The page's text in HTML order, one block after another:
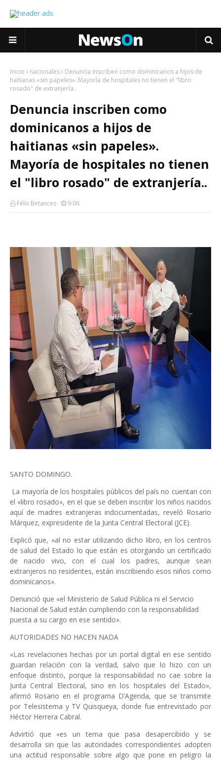
Inicio nacionales
Denuncia inscriben como dominicanos a hijos de
haitianas «sin papeles». Mayoría de hospitales no tienen el "libro
rosado" de extranjería..
Denuncia inscriben como
dominicanos a hijos de
haitianas «sin papeles».
Mayoría de hospitales no tienen
el "libro rosado" de extranjería..
Félix Betances 9:06
SANTO DOMINGO.
La mayoría de los hospitales públicos del país no cuentan con
el «libro rosado», en el que se deben inscribir los niños nacidos
aquí de madres extranjeras indocumentadas, reveló Rosario
Márquez, expresidente de la Junta Central Electoral (JCE).
Explicó que, «al no estar utilizando dicho libro, en los centros
de salud del Estado lo que están es otorgando un certificado
de nacido vivo, con el cual los padres, aunque sean
extranjeros no residentes, están inscribiendo esos niños como
dominicanos».
Denunció que «el Ministerio de Salud Pública ni el Servicio
Nacional de Salud están cumpliendo con la responsabilidad
puesta a su cargo en ese sentido».
AUTORIDADES NO HACEN NADA
«Las revelaciones hechas por un portal digital en ese sentido
guardan relación con la verdad, salvo que lo hizo con un
enfoque distinto, porque la responsabilidad no cae sobre la
Junta Central Electoral, sino en los hospitales del Estado»,
afirmó Rosario en el programa D’Agenda, que se transmite
por Telesistema y TV Quisqueya, donde fue entrevistado por
Héctor Herrera Cabral.
Advirtió que «es un tema que pasa desapercibido y se
desarrolla sin que las autoridades correspondientes adopten
una actitud responsable sobre algo que pone en peligro la